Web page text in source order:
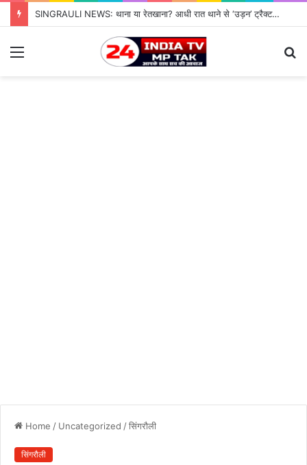
SINGRAULI NEWS: थाना या रेतखाना? आधी रात थाने से ‘उड़न’ ट्रैक्टर, जियावन पुलिस के पहरे में माफिया पास रेत माफिया के आगे नतमस्तक सिस्टम, सुशासन की पोल खोलती जियावन थाने की सनसनीखेज कहानी
Menu
Home / Uncategorized /सिंगरौली
सिंगरौली